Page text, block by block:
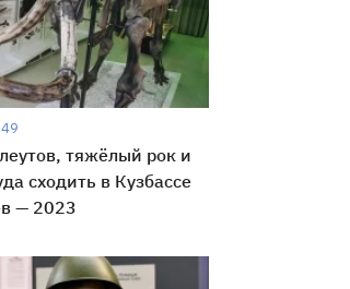
тяжёлый рок и
сходить в Кузбассе
— 2023